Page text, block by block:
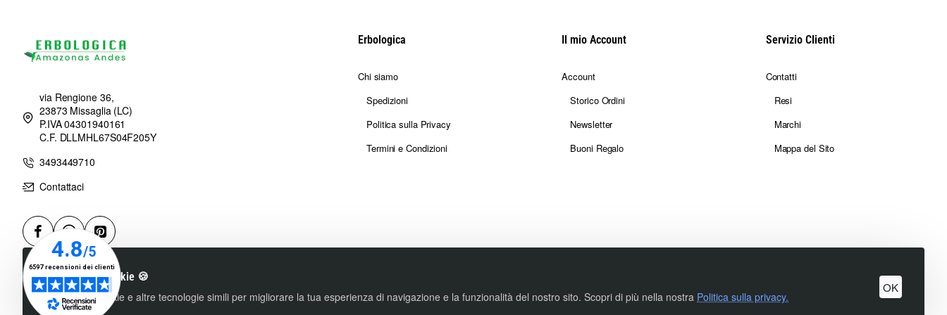
Utilizziamo i cookie 🍪
Utilizziamo cookie e altre tecnologie simili per migliorare la tua esperienza di navigazione e la funzionalità del nostro sito. Scopri di più nella nostra Politica sulla privacy.
OK
via Rengione 36,
23873 Missaglia (LC)
P.IVA 04301940161
C.F. DLLMHL67S04F205Y
3493449710
Contattaci
Erbologica
Chi siamo
Spedizioni
Politica sulla Privacy
Termini e Condizioni
Il mio Account
Account
Storico Ordini
Newsletter
Buoni Regalo
Servizio Clienti
Contatti
Resi
Marchi
Mappa del Sito